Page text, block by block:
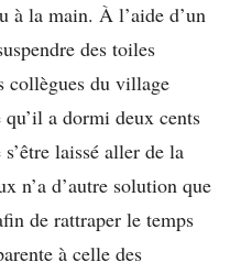
à la main. À l’aide d’un
des toiles
collègues du village
a dormi deux cents
laissé aller de la
n’a d’autre solution que
de rattraper le temps
à celle des